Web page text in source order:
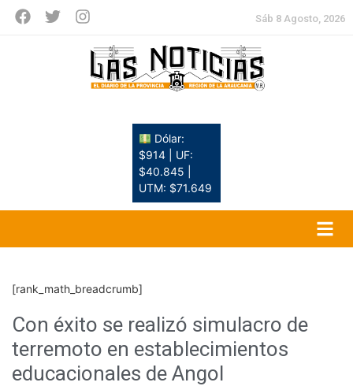
Sáb 8 Agosto, 2026
Dólar:
$914 | UF:
$40.845 |
UTM: $71.649
[rank_math_breadcrumb]
Con éxito se realizó simulacro de
terremoto en establecimientos
educacionales de Angol